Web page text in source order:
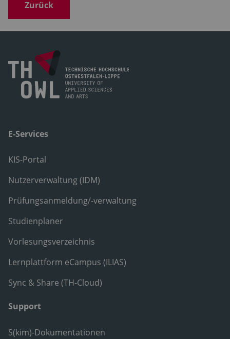
Zurück
E-Services
KIS-Portal
Nutzerverwaltung (IDM)
Prüfungsanmeldung/-verwaltung
Studienplaner
Vorlesungsverzeichnis
Lernplattform eCampus (ILIAS)
Sync & Share (TH-Cloud)
Support
S(kim)-Dokumentationen